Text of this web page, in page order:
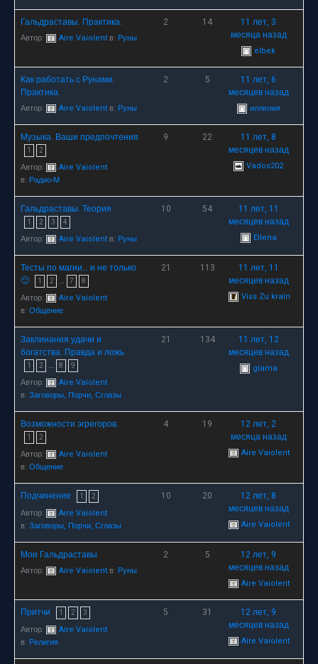
Гальдраставы. Практика.
Автор: Aire Vaiolent в: Руны
2 14
11 лет, 3
месяца назад
elbek
Как работать с Рунами.
Практика.
Автор: Aire Vaiolent в: Руны
2 5
11 лет, 6
месяцев назад
иллюзия
Музыка. Ваши предпочтения
1 2
Автор:
Aire Vaiolent
в: Радио-М
9 22
11 лет, 8
месяцев назад
Vados202
Гальдраставы. Теория
1 2 3 4
Автор: Aire Vaiolent в: Руны
10 54
11 лет, 11
месяцев назад
Ellena
Тесты по магии… и не только
🙂
1 2 … 7 8
Автор:
Aire Vaiolent
в: Общение
21 113
11 лет, 11
месяцев назад
Viss Zu kraIn
Заклинания удачи и
богатства. Правда и ложь
1 2 … 8 9
Автор:
Aire Vaiolent
в: Заговоры, Порчи, Сглазы
21 134
11 лет, 12
месяцев назад
glama
Возможности эгрегоров.
1 2
Автор:
Aire Vaiolent
в: Общение
4 19
12 лет, 2
месяца назад
Aire Vaiolent
Подчинение 1 2
Автор:
Aire Vaiolent
в: Заговоры, Порчи, Сглазы
10 20
12 лет, 8
месяцев назад
Aire Vaiolent
Мои Гальдраставы
Автор: Aire Vaiolent в: Руны
2 5
12 лет, 9
месяцев назад
Aire Vaiolent
Притчи 1 2 3
Автор:
Aire Vaiolent
в: Религия
5 31
12 лет, 9
месяцев назад
Aire Vaiolent